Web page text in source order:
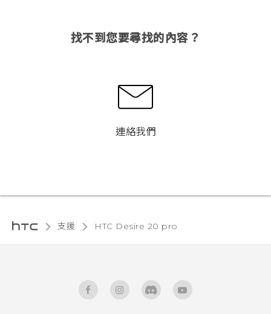
找不到您要尋找的內容？
連絡我們
支援 ‎HTC Desire 20 pro‎